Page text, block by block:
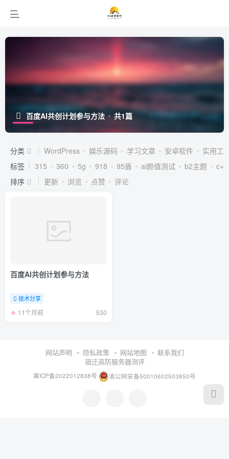
百度AI共创计划参与方法 共1篇
分类 WordPress 娱乐源码 学习文章 安卓软件
实用工
标签
315 360 5g 918 95盾 ai颜值测试 b2主题
c++
排序
更新 浏览 点赞 评论
百度AI共创计划参与方法
技术分享
11个月前 530
网站声明 隐私政策 网站地图
联系我们
宿迁高防服务器测评
冀ICP备2022012838号 渝公网安备50010602503850号